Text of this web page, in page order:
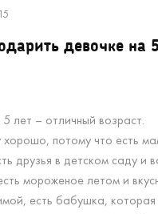
девочке на 5
лет – отличный возраст.
хорошо, потому что есть
друзья в детском саду и
мороженое летом и
есть бабушка, которая